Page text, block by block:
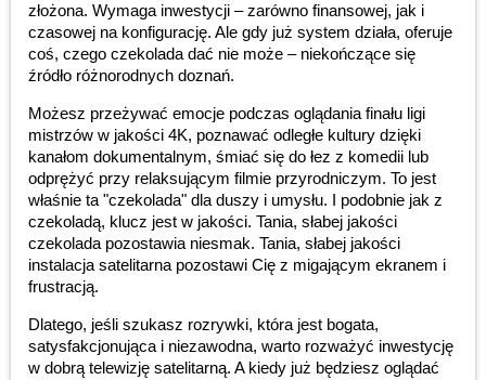
złożona. Wymaga inwestycji – zarówno finansowej, jak i
czasowej na konfigurację. Ale gdy już system działa, oferuje
coś, czego czekolada dać nie może – niekończące się
źródło różnorodnych doznań.
Możesz przeżywać emocje podczas oglądania finału ligi
mistrzów w jakości 4K, poznawać odległe kultury dzięki
kanałom dokumentalnym, śmiać się do łez z komedii lub
odprężyć przy relaksującym filmie przyrodniczym. To jest
właśnie ta "czekolada" dla duszy i umysłu. I podobnie jak z
czekoladą, klucz jest w jakości. Tania, słabej jakości
czekolada pozostawia niesmak. Tania, słabej jakości
instalacja satelitarna pozostawi Cię z migającym ekranem i
frustracją.
Dlatego, jeśli szukasz rozrywki, która jest bogata,
satysfakcjonująca i niezawodna, warto rozważyć inwestycję
w dobrą telewizję satelitarną. A kiedy już będziesz oglądać